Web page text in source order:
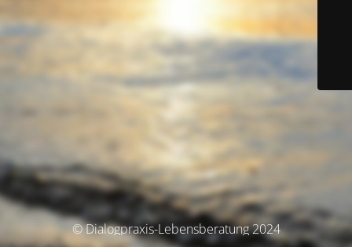
© Dialogpraxis-Lebensberatung 2024